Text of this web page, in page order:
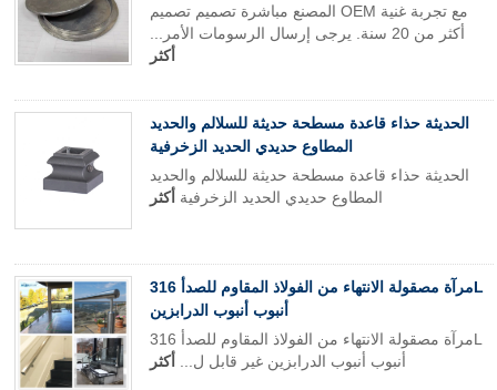
المصنع مباشرة تصميم تصميم OEM مع تجربة غنية
أكثر من 20 سنة. يرجى إرسال الرسومات الأمر...
أكثر
الحديثة حذاء قاعدة مسطحة حديثة للسلالم والحديد
المطاوع حديدي الحديد الزخرفية
الحديثة حذاء قاعدة مسطحة حديثة للسلالم والحديد
المطاوع حديدي الحديد الزخرفية أكثر
مرآة مصقولة الانتهاء من الفولاذ المقاوم للصدأ 316L
أنبوب أنبوب الدرابزين
مرآة مصقولة الانتهاء من الفولاذ المقاوم للصدأ 316L
أنبوب أنبوب الدرابزين غير قابل ل...
أكثر